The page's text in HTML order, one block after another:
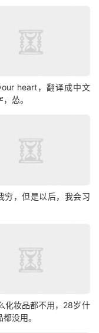
heart，翻译成中文
怂。
穷，但是以后，我会习
化妆品都不用，28岁什
没用。